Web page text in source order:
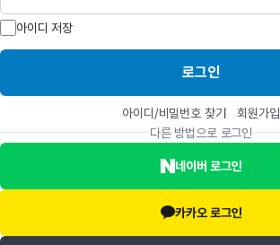
아이디 저장
로그인
아이디/비밀번호 찾기
회원가입
다른 방법으로 로그인
네이버 로그인
카카오 로그인